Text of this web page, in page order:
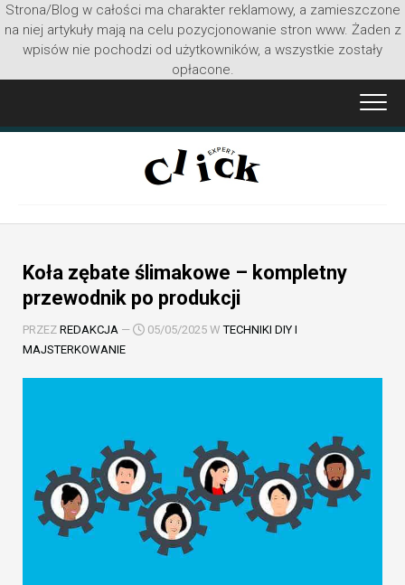
Strona/Blog w całości ma charakter reklamowy, a zamieszczone
na niej artykuły mają na celu pozycjonowanie stron www. Żaden z
wpisów nie pochodzi od użytkowników, a wszystkie zostały
opłacone.
treści
Koła zębate ślimakowe – kompletny
przewodnik po produkcji
PRZEZ REDAKCJA — 05/05/2025 WTECHNIKI DIY I
MAJSTERKOWANIE